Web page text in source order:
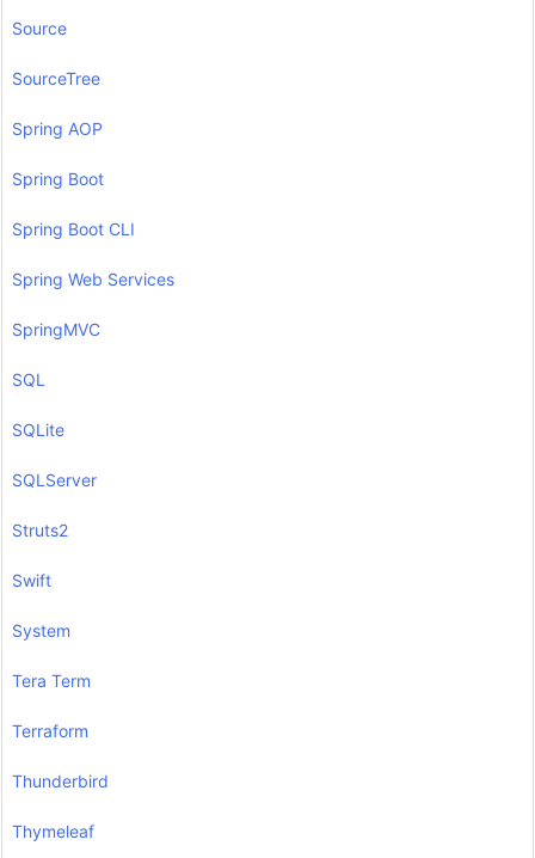
Source
SourceTree
Spring AOP
Spring Boot
Spring Boot CLI
Spring Web Services
SpringMVC
SQL
SQLite
SQLServer
Struts2
Swift
System
Tera Term
Terraform
Thunderbird
Thymeleaf